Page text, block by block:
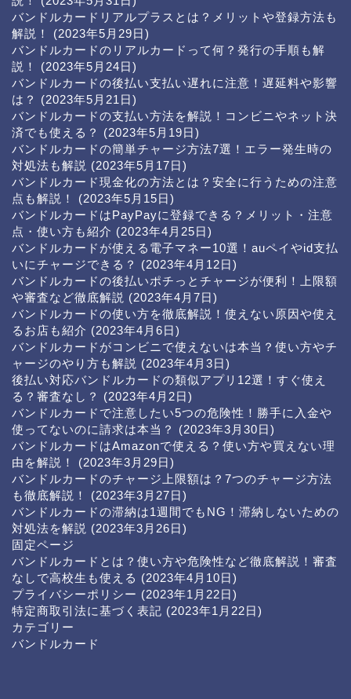
バンドルカードリアルプラスとは？メリットや登録方法も
解説！
(2023年5月29日)
バンドルカードのリアルカードって何？発行の手順も解
説！
(2023年5月24日)
バンドルカードの後払い支払い遅れに注意！遅延料や影響
は？
(2023年5月21日)
バンドルカードの支払い方法を解説！コンビニやネット決
済でも使える？
(2023年5月19日)
バンドルカードの簡単チャージ方法7選！エラー発生時の
対処法も解説 (2023年5月17日)
バンドルカード現金化の方法とは？安全に行うための注意
点も解説！
(2023年5月15日)
バンドルカードはPayPayに登録できる？メリット・注意
点・使い方も紹介 (2023年4月25日)
バンドルカードが使える電子マネー10選！auペイやid支払
いにチャージできる？
(2023年4月12日)
バンドルカードの後払いポチっとチャージが便利！上限額
や審査など徹底解説 (2023年4月7日)
バンドルカードの使い方を徹底解説！使えない原因や使え
るお店も紹介 (2023年4月6日)
バンドルカードがコンビニで使えないは本当？使い方やチ
ャージのやり方も解説 (2023年4月3日)
後払い対応バンドルカードの類似アプリ12選！すぐ使え
る？審査なし？
(2023年4月2日)
バンドルカードで注意したい5つの危険性！勝手に入金や
使ってないのに請求は本当？
(2023年3月30日)
バンドルカードはAmazonで使える？使い方や買えない理
由を解説！
(2023年3月29日)
バンドルカードのチャージ上限額は？7つのチャージ方法
も徹底解説！
(2023年3月27日)
バンドルカードの滞納は1週間でもNG！滞納しないための
対処法を解説 (2023年3月26日)
固定ページ
バンドルカードとは？使い方や危険性など徹底解説！審査
なしで高校生も使える (2023年4月10日)
プライバシーポリシー (2023年1月22日)
特定商取引法に基づく表記 (2023年1月22日)
カテゴリー
バンドルカード